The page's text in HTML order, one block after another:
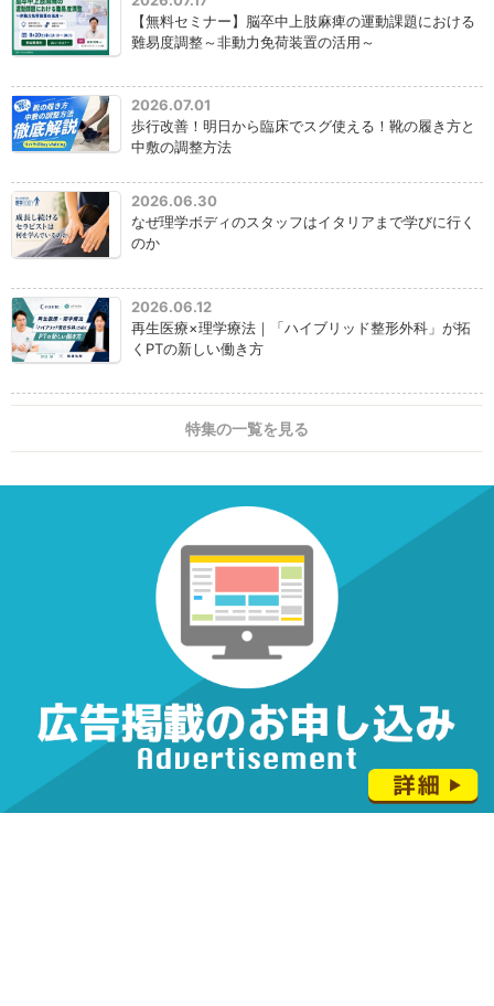
【無料セミナー】脳卒中上肢麻痺の運動課題における
難易度調整～非動力免荷装置の活用～
2026.07.01
歩行改善！明日から臨床でスグ使える！靴の履き方と
中敷の調整方法
2026.06.30
なぜ理学ボディのスタッフはイタリアまで学びに行く
のか
2026.06.12
再生医療×理学療法｜「ハイブリッド整形外科」が拓
くPTの新しい働き方
特集の一覧を見る